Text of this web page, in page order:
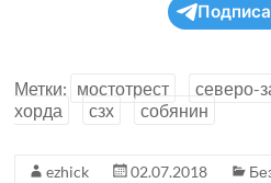
Метки: мостотрест
северо-
хорда
сзх собянин
ezhick 02.07.2018